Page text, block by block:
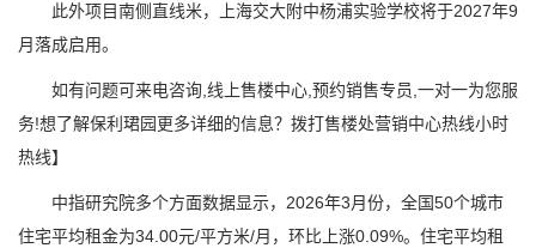
此外项目南侧直线米，上海交大附中杨浦实验学校将于2027年9
月落成启用。
如有问题可来电咨询,线上售楼中心,预约销售专员,一对一为您服
务!想了解保利珺园更多详细的信息？拨打售楼处营销中心热线小时
热线】
中指研究院多个方面数据显示，2026年3月份，全国50个城市
住宅平均租金为34.00元/平方米/月，环比上涨0.09%。住宅平均租